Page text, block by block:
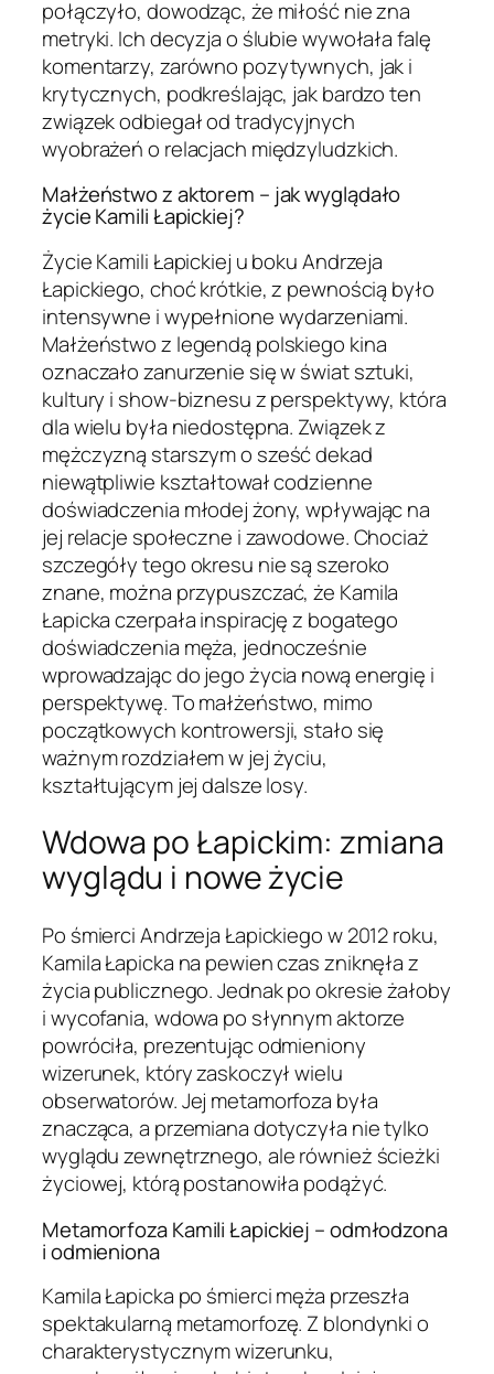
połączyło, dowodząc, że miłość nie zna
metryki. Ich decyzja o ślubie wywołała falę
komentarzy, zarówno pozytywnych, jak i
krytycznych, podkreślając, jak bardzo ten
związek odbiegał od tradycyjnych
wyobrażeń o relacjach międzyludzkich.
Małżeństwo z aktorem – jak wyglądało
życie Kamili Łapickiej?
Życie Kamili Łapickiej u boku Andrzeja
Łapickiego, choć krótkie, z pewnością było
intensywne i wypełnione wydarzeniami.
Małżeństwo z legendą polskiego kina
oznaczało zanurzenie się w świat sztuki,
kultury i show-biznesu z perspektywy, która
dla wielu była niedostępna. Związek z
mężczyzną starszym o sześć dekad
niewątpliwie kształtował codzienne
doświadczenia młodej żony, wpływając na
jej relacje społeczne i zawodowe. Chociaż
szczegóły tego okresu nie są szeroko
znane, można przypuszczać, że Kamila
Łapicka czerpała inspirację z bogatego
doświadczenia męża, jednocześnie
wprowadzając do jego życia nową energię i
perspektywę. To małżeństwo, mimo
początkowych kontrowersji, stało się
ważnym rozdziałem w jej życiu,
kształtującym jej dalsze losy.
Wdowa po Łapickim: zmiana
wyglądu i nowe życie
Po śmierci Andrzeja Łapickiego w 2012 roku,
Kamila Łapicka na pewien czas zniknęła z
życia publicznego. Jednak po okresie żałoby
i wycofania, wdowa po słynnym aktorze
powróciła, prezentując odmieniony
wizerunek, który zaskoczył wielu
obserwatorów. Jej metamorfoza była
znacząca, a przemiana dotyczyła nie tylko
wyglądu zewnętrznego, ale również ścieżki
życiowej, którą postanowiła podążyć.
Metamorfoza Kamili Łapickiej – odmłodzona
i odmieniona
Kamila Łapicka po śmierci męża przeszła
spektakularną metamorfozę. Z blondynki o
charakterystycznym wizerunku,